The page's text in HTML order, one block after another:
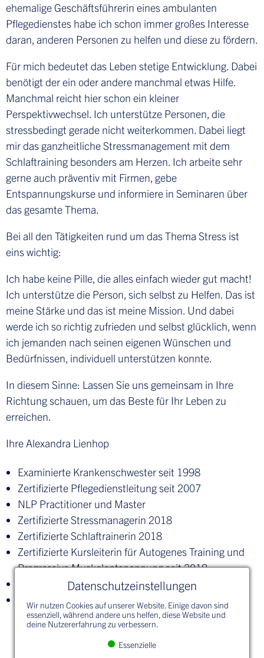
Kontakt
ehemalige Geschäftsführerin eines ambulanten
Pflegedienstes habe ich schon immer großes Interesse
daran, anderen Personen zu helfen und diese zu fördern.
Für mich bedeutet das Leben stetige Entwicklung. Dabei
benötigt der ein oder andere manchmal etwas Hilfe.
Manchmal reicht hier schon ein kleiner
Perspektivwechsel. Ich unterstütze Personen, die
stressbedingt gerade nicht weiterkommen. Dabei liegt
mir das ganzheitliche Stressmanagement mit dem
Schlaftraining besonders am Herzen. Ich arbeite sehr
gerne auch präventiv mit Firmen, gebe
Entspannungskurse und informiere in Seminaren über
das gesamte Thema.
Bei all den Tätigkeiten rund um das Thema Stress ist
eins wichtig:
Ich habe keine Pille, die alles einfach wieder gut macht!
Ich unterstütze die Person, sich selbst zu Helfen. Das ist
meine Stärke und das ist meine Mission. Und dabei
werde ich so richtig zufrieden und selbst glücklich, wenn
ich jemanden nach seinen eigenen Wünschen und
Bedürfnissen, individuell unterstützen konnte.
In diesem Sinne: Lassen Sie uns gemeinsam in Ihre
Richtung schauen, um das Beste für Ihr Leben zu
erreichen.
Ihre Alexandra Lienhop
Examinierte Krankenschwester seit 1998
Zertifizierte Pflegedienstleitung seit 2007
NLP Practitioner und Master
Zertifizierte Stressmanagerin 2018
Zertifizierte Schlaftrainerin 2018
Zertifizierte Kursleiterin für Autogenes Training und
Progressive Muskelentspannung seit 2018
Gedächtnistrainerin
„Certified Neuro Rhetorican“
Datenschutzeinstellungen
Wir nutzen Cookies auf unserer Website. Einige davon sind
essenziell, während andere uns helfen, diese Website und
deine Nutzererfahrung zu verbessern.
Essenzielle